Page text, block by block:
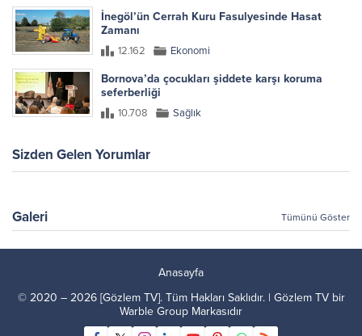
İnegöl’ün Cerrah Kuru Fasulyesinde Hasat
Zamanı
12.162 Ekonomi
Bornova’da çocukları şiddete karşı koruma
seferberliği
10.708 Sağlık
Sizden Gelen Yorumlar
Galeri Tümünü Göster
Anasayfa
© 2020 – 2026 [Gözlem TV]. Tüm Hakları Saklıdır. | Gözlem TV bir
Warble Group Markasıdır